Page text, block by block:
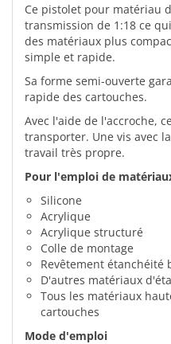
Ce pistolet pour matériau
transmission de 1:18 ce
des matériaux plus
simple et rapide.
Sa forme semi-ouverte
rapide des cartouches.
Avec l'aide de l'accroche,
transporter. Une vis avec
travail très propre.
Pour l'emploi de
Silicone
Acrylique
Acrylique structuré
Colle de montage
Revêtement étanchéité
D'autres matériaux
Tous les matériaux
cartouches
Mode d'emploi